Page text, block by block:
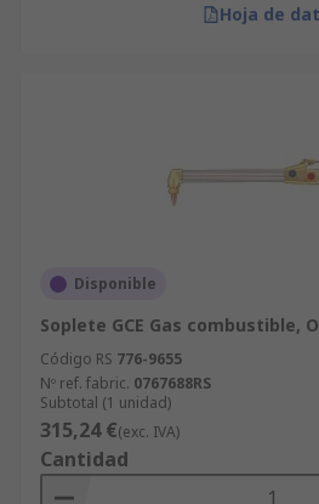
Hoja de
Disponible
Soplete GCE Gas combustible,
Código RS 776-9655
Nº ref. fabric. 0767688RS
Subtotal (1 unidad)
315,24 €(exc. IVA)
Cantidad